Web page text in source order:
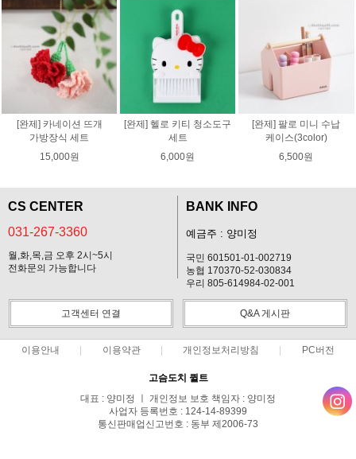
[완제] 카네이션 뜨개
가방장식 세트
15,000원
[완제] 헬로 키티 청소도구
세트
6,000원
[완제] 팔로 미니 수납
케이스(3color)
6,500원
CS CENTER
031-267-3360
월,화,목,금 오후 2시~5시
전화문의 가능합니다
BANK INFO
예금주 : 양미정
국민 601501-01-002719
농협 170370-52-030834
우리 805-614984-02-001
고객센터 연결 Q&A 게시판
이용안내 이용약관 개인정보처리방침 PC버전
고슴도치 퀼트
대표 : 양미정 ㅣ 개인정보 보호 책임자 : 양미정
사업자 등록번호 : 124-14-89399
통신판매업신고번호 : 동부 제2006-73